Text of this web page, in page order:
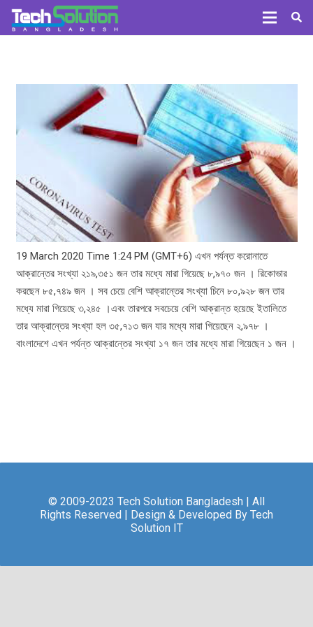
19 March 2020 Time 1:24 PM (GMT+6) এখন পর্যন্ত করোনাতে
আক্রান্তের সংখ্যা ২১৯,৩৫১ জন তার মধ্যে মারা গিয়েছে ৮,৯৭০ জন । রিকোভার
করছেন ৮৫,৭৪৯ জন । সব চেয়ে বেশি আক্রান্তের সংখ্যা চিনে ৮০,৯২৮ জন তার
মধ্যে মারা গিয়েছে ৩,২৪৫ ।এবং তারপরে সবচেয়ে বেশি আক্রান্ত হয়েছে ইতালিতে
তার আক্রান্তের সংখ্যা হল ৩৫,৭১৩ জন যার মধ্যে মারা গিয়েছেন ২,৯৭৮ ।
বাংলাদেশে এখন পর্যন্ত আক্রান্তের সংখ্যা ১৭ জন তার মধ্যে মারা গিয়েছেন ১ জন ।
© 2009-2023 Tech Solution Bangladesh | All
Rights Reserved | Design & Developed By Tech
Solution IT